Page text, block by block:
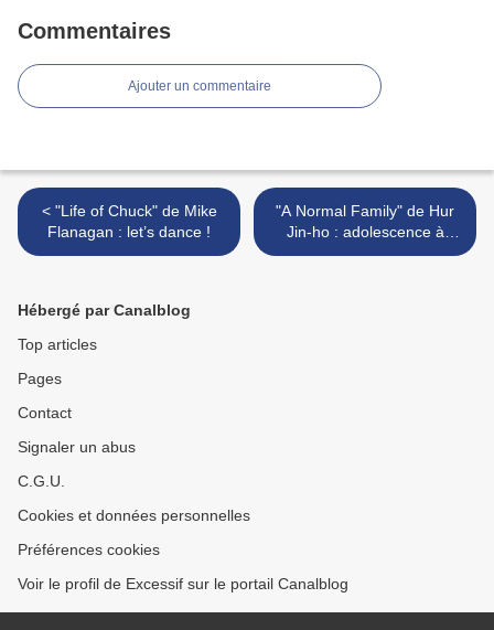
Commentaires
Ajouter un commentaire
< "Life of Chuck" de Mike
Flanagan : let’s dance !
"A Normal Family" de Hur
Jin-ho : adolescence à
Séoul >
Hébergé par Canalblog
Top articles
Pages
Contact
Signaler un abus
C.G.U.
Cookies et données personnelles
Préférences cookies
Voir le profil de Excessif sur le portail Canalblog